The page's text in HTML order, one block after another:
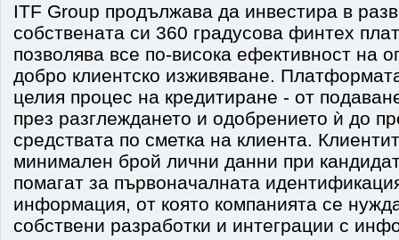
ITF Group продължава да инвестира в
собствената си 360 градусова финтех
позволява все по-висока ефективност на
добро клиентско изживяване.
целия процес на кредитиране - от
през разглеждането и одобрението ѝ до
средствата по сметка на клиента.
минимален брой лични данни при
помагат за първоначалната
информация, от която компанията се
собствени разработки и интеграции с